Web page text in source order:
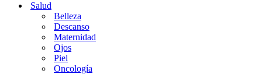
Salud
Belleza
Descanso
Maternidad
Ojos
Piel
Oncología